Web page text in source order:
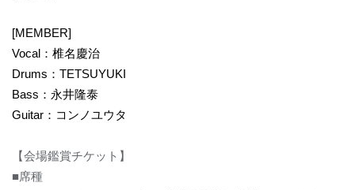
[MEMBER]
Vocal ：椎名慶治
Drums ： TETSUYUKI
Bass ：永井隆泰
Guitar ：コンノユウタ
【会場鑑賞チケット】
■席種